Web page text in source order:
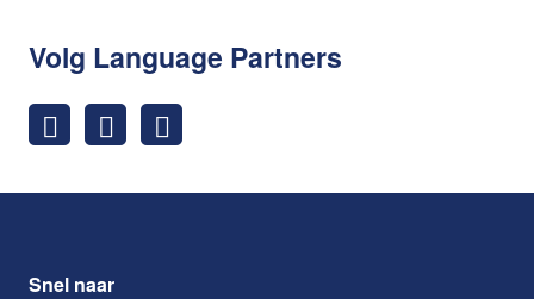
Volg Language Partners
Snel naar